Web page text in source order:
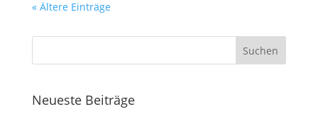
« Ältere Einträge
Neueste Beiträge